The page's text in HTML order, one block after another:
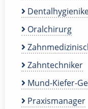
Oralchirurg
Zahntechniker
Mund-Kiefer-
Praxismanager